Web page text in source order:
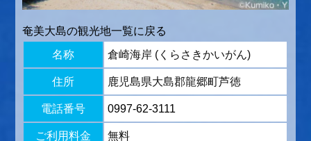
奄美大島の観光地一覧に戻る
名称
倉崎海岸 (くらさきかいがん)
住所 鹿児島県大島郡龍郷町芦徳
電話番号 0997-62-3111
ご利用料金 無料